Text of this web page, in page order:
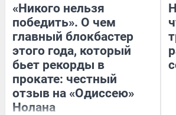
«Никого нельзя
победить». О чем
главный блокбастер
этого года, который
бьет рекорды в
прокате: честный
отзыв на «Одиссею»
Нолана